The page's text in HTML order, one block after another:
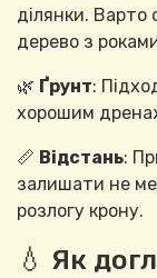
ділянки. Варто
дерево з
🌿 Ґрунт:
хорошим
📏 Відстань:
залишати не
розлогу крону.
💧 Як